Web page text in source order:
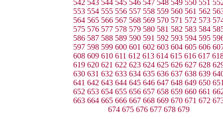
542 543 544 545 546 547 548 549 550 551
553 554 555 556 557 558 559 560 561 562
564 565 566 567 568 569 570 571 572 573
575 576 577 578 579 580 581 582 583 584
586 587 588 589 590 591 592 593 594 595
597 598 599 600 601 602 603 604 605 606
608 609 610 611 612 613 614 615 616 617
619 620 621 622 623 624 625 626 627 628
630 631 632 633 634 635 636 637 638 639
641 642 643 644 645 646 647 648 649 650
652 653 654 655 656 657 658 659 660 661
663 664 665 666 667 668 669 670 671 672
674 675 676 677 678 679